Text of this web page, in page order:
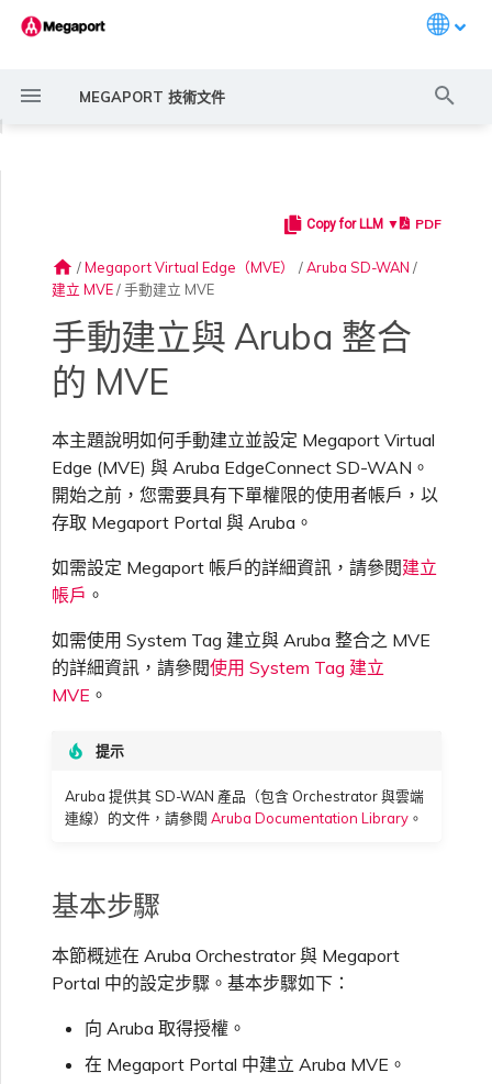
MEGAPORT 技術文件
快速開始
設定 Megaport 帳戶
概述
設定單一登入
邀請使用者加入帳戶
提供技術支援聯絡方式
設定財務資訊
重設密碼
Megaport Portal 儀表板
瞭解服務頁面
連線至 Latitude.sh
瞭解位置資訊
服務佈建方式
常見多雲連線情境
使用 Megaport 解決方案實
現 MPLS 網路現代化
以服務供應商身分使用
Megaport API 管理連線
Megaport 全球網狀 WAN
MACsec
IPsec
雲端原生 VPN 加密
高速跨雲加密
訂購交叉連接
訂購本地迴路
Port 備援
鏈路聚合群組（LAG）
建立 LAG
終止 Port
建立私有 VXC
遷移 VXC
設定服務金鑰
使用服務金鑰建立連線
設定 Q-in-Q
變更合約 VXC 的速率
終止 VXC
路由指南
MCR
MVE
終止 Megaport Internet 連
Port
11:11 Systems
AWS Direct Connect
Cloudflare
IBM Cloud Direct Link
MCR
概述
AWS Direct Connect
DigitalOcean MCR 連線
Google MCR 連線
Oracle MCR 連線
Salesforce MCR 連線
MVE
概述
Cisco SD-WAN
Fortinet FortiGate
Versa SD-WAN
MCR 進階 VLAN 與路由功能
MCR 備援
建立 MCR
建立 MCR VXC
設定 MCR
使用封包過濾
MCR 路由管理
路由過濾
設定 BGP 進階設定
MCR 的 NAT 運作原理
MCR 私有雲端互聯
6WIND 授權網路功能
規劃部署
建立 MVE
建立 VXC
連線 MVE
終止 MVE
規劃部署
建立 MVE
建立 VXC
連線 MVE
終止 MVE
授權
在 Megaport Portal 中建
立 MVE
檢視 MVE
在 Orchestrator 中檢視
在 Megaport Portal 中檢
更新 Megaport Internet
核准並升級 MVE 的 EC-V
設備
規劃部署
建立 MVE
建立 VXC
連線 MVE
終止 MVE
規劃部署
建立 MVE
建立 VXC
連線 MVE
終止 MVE
規劃部署
建立 MVE
建立 MVE 概述
使用 Cisco Meraki 建立 MVE
使用 Cisco Secure Firewall
Threat Defense Virtual 建立
MVE
建立 VXC
連線 MVE
將 MPLS 與 SDCI 整合
終止 MVE
規劃部署
建立 MVE
建立 VXC
連線 MVE
終止 MVE
基於 FGSP 設定 Fortinet 防
火牆高可用性
規劃部署
建立 MVE
使用 Juniper SSR 建立 MVE
建立 VXC
連線 MVE
終止 MVE
Palo Alto Networks VM-
規劃部署
建立 VXC
連線 MVE
設定 Palo Alto Networks 高
Prisma SD-WAN
Palo Alto Networks Prisma
規劃部署
建立 VXC
連線 MVE
規劃部署
建立 MVE
建立 VXC
連線 MVE
終止 MVE
規劃部署
建立 MVE
建立 VXC
連線 MVE
終止 MVE
規劃部署
建立 MVE
建立 VXC
連線 MVE
終止 MVE
備援
設定 IX
IX 需求
France-IX 連線
管理 IX
編輯 IX
關閉 IX
終止 IX
IX 工具與功能
MegaIX 功能概述
由診斷）
BGP 社群
都會區 ID
建立個人檔案
申請連線
Marketplace 通知
Marketplace 常見問題
監控 MCR
監控 MVE
監控服務狀態
檢視工作階段事件日誌
管理個人檔案
設定電子郵件通知
更新公司資訊
管理最短合約期續約
管理 Megaport
新增和修改使用者
管理使用者角色
檢視作業日誌
監控維護和中斷事件
Port 定價與合約條款
VXC 定價與合約條款
Megaport Internet 定價與合
約條款
IX 定價與合約條款
MCR 定價與合約條款
MVE 定價與合約條款
啟用計費市場
指派財務角色
更新帳單資訊
信用卡付款
瞭解 Megaport 帳單
客戶現場服務
Port 計費
IX 計費
建立 API 金鑰
管理使用者
建立 Port
建立服務金鑰
建立 VXC
變更 VXC 設定
建立至 Azure 的 VXC
建立 Megaport Internet 連
快速開始
建立 Megaport Terraform
Provider 設定檔
使用 Megaport Terraform
Provider 建立和管理服務
使用 Megaport 資源進行
Terraform 狀態管理
匯入現有生產服務
Server（公開測試版）
Megaport Terraform
Megaport Terraform
啟用
啟用 Port
Port 與 VXC
Port 或 VXC 中斷或不穩定
吞吐量與效能
VXC 連線
MCR
MCR 中斷或無法使用
其他 MCR 問題
MVE
MVE 中斷或無法使用
IX 連線
雲端服務供應商互聯位址空間
Megaport Internet
建立 Juniper 私有連線
Megaport Terraform
Provider
聯繫支援
支援請求入口網站
瞭解支援請求
升級支援案件
傳送意見回饋
網路維護
Copy for LLM ▼ PDF
home / Megaport Virtual Edge（MVE） / Aruba SD-WAN /
建立 MVE/ 手動建立 MVE
手動建立與 Aruba 整合
的 MVE
本主題說明如何手動建立並設定 Megaport Virtual
Edge (MVE) 與 Aruba EdgeConnect SD-WAN。
開始之前，您需要具有下單權限的使用者帳戶，以
存取 Megaport Portal 與 Aruba。
如需設定 Megaport 帳戶的詳細資訊，請參閱建立
帳戶 。
如需使用 System Tag 建立與 Aruba 整合之 MVE
的詳細資訊，請參閱使用 System Tag 建立
MVE 。
提示
Aruba 提供其 SD-WAN 產品（包含 Orchestrator 與雲端
連線）的文件，請參閱 Aruba Documentation Library 。
基本步驟
本節概述在 Aruba Orchestrator 與 Megaport
Portal 中的設定步驟。基本步驟如下：
向 Aruba 取得授權。
在 Megaport Portal 中建立 Aruba MVE。